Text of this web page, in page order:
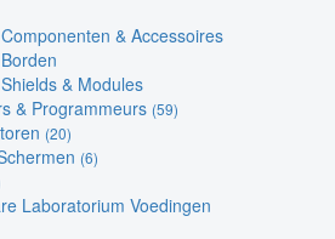
& Accessoires
& Modules
& Programmeurs (59)
(20)
(6)
Laboratorium Voedingen